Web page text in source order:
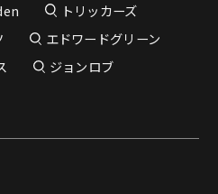
トリッカーズ
エドワードグリーン
ジョンロブ